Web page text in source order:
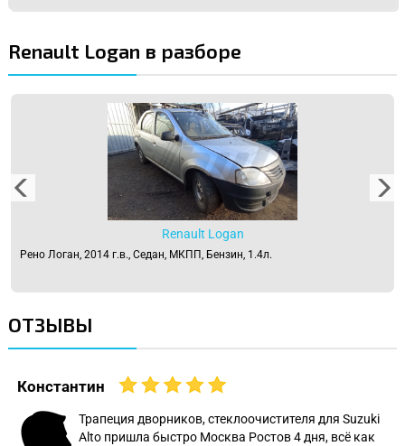
Renault Logan в разборе
Renault Logan
Рено Логан, 2014 г.в., Седан, МКПП, Бензин, 1.4л.
ОТЗЫВЫ
Константин
Трапеция дворников, стеклоочистителя для Suzuki
Alto пришла быстро Москва Ростов 4 дня, всё как